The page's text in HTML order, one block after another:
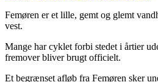
Femøren er et lille, gemt og glemt
vest.
Mange har cyklet forbi stedet i årtier
fremover bliver brugt officielt.
Et begrænset afløb fra Femøren sker